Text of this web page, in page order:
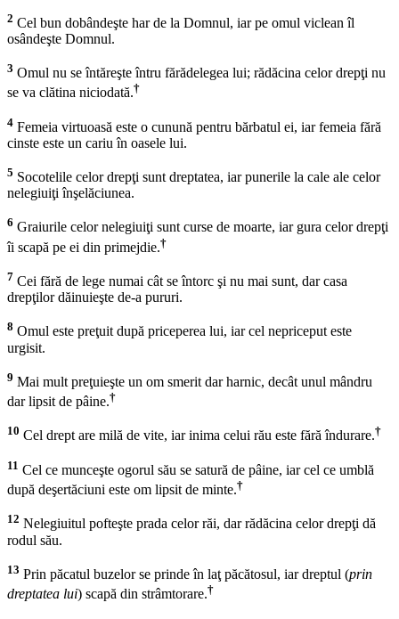
2 Cel bun dobândeşte har de la Domnul, iar pe omul viclean îl
osândeşte Domnul.
3 Omul nu se întăreşte întru fărădelegea lui; rădăcina celor drepţi nu
se va clătina niciodată.†
4 Femeia virtuoasă este o cunună pentru bărbatul ei, iar femeia fără
cinste este un cariu în oasele lui.
5 Socotelile celor drepţi sunt dreptatea, iar punerile la cale ale celor
nelegiuiţi înşelăciunea.
6 Graiurile celor nelegiuiţi sunt curse de moarte, iar gura celor drepţi
îi scapă pe ei din primejdie.†
7 Cei fără de lege numai cât se întorc şi nu mai sunt, dar casa
drepţilor dăinuieşte de-a pururi.
8 Omul este preţuit după priceperea lui, iar cel nepriceput este
urgisit.
9 Mai mult preţuieşte un om smerit dar harnic, decât unul mândru
dar lipsit de pâine.†
10 Cel drept are milă de vite, iar inima celui rău este fără îndurare.†
11 Cel ce munceşte ogorul său se satură de pâine, iar cel ce umblă
după deşertăciuni este om lipsit de minte.†
12 Nelegiuitul pofteşte prada celor răi, dar rădăcina celor drepţi dă
rodul său.
13 Prin păcatul buzelor se prinde în laţ păcătosul, iar dreptul (prin
dreptatea lui) scapă din strâmtorare.†